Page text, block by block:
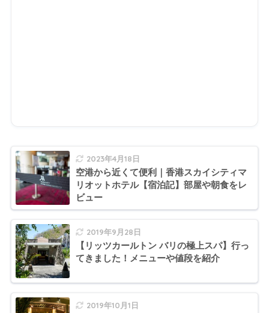
2023年4月18日
空港から近くて便利｜香港スカイシティマ
リオットホテル【宿泊記】部屋や朝食をレ
ビュー
2019年9月28日
【リッツカールトン バリの極上スパ】行っ
てきました！メニューや値段を紹介
2019年10月1日